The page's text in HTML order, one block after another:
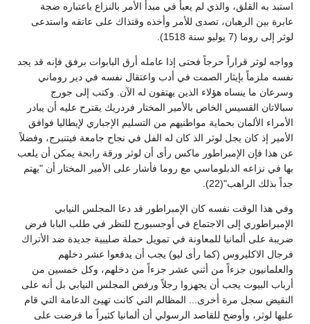
استبد به القلق، والذي لم يعبأ في مبدأ الأمر بالنزاع باعتباره ضجة
عابرة بين الرهبان، تصدى للأمر وأخذه وقتذاك على عاتقه واستدعى
لوثر إلى روما (7 يوليو سنة 1518).
وواجه لوثر قراراً حرجاً فحتى إذا عامله أرق البابوات برفق فإنه قد يجد
نفسه ملزماً بإيثار الصمت في أدب واعتقال نفسه في دير روماني
وسرعان ما ينساه هؤلاء الذين يهتفون له الآن. وكتب إلى جورج
سبالاتان القسيس الخاص بالأمير المختار فردريك يقترح عليه أن يبادر
الأمراء الألمان بحماية مواطنيهم من التسليم الإجباري لإيطاليا فوافق
الأمير إذ كان يجل لوثر الذ كان له الفل في نجاح جامعة فيتنبرج، وفضلاً
عن هذا فإن الإمبراطور ماكس رأى أن لوثر ورقة رابحة يمكن أن يلعب
بها في نزاعه الدبلوماسي مع روما فأشار على الأمير المختار أن "يهتم
جداً بذلك الراهب"(22).
وفي هذا الوقت نفسه كان الإمبراطور قد دعا المجلس النيابي
الإمبراطوري إلى الاجتماع في أوجسبورج للنظر في طلب البابا فرض
ضريبة على ألمانيا للمعاونة في تمويل حملة صليبية جديدة ضد الأتراك
فرجال الاكليروس (كما رأى ليو) يجب أن يدفعوا عشر دخلهم
والعلمانيون جزءاً من أثني عشر جزءاً من دخلهم، وكل خمسين من
أرباب البيوت يجب أن يجهزوا رجلاً ورفض المجلس النيابي بل أنه على
النقيض سجل مرة أخرى... المظالم التي كانت تهيئ الدعامة التي قام
عليها لوثر، وأوضح للقاصد الرسولي أن ألمانيا كثيراً ما فرضت على